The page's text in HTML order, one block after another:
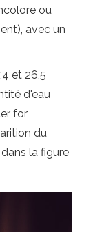
ou
avec un
et 26,5
d'eau
for
du
la figure